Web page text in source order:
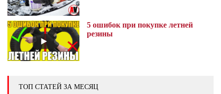
5 ошибок при покупке летней
резины
ТОП СТАТЕЙ ЗА МЕСЯЦ